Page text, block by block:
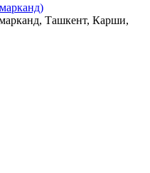
Ташкент, Карши,